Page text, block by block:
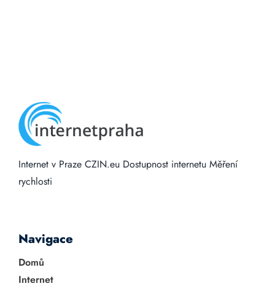
Internet v Praze CZIN.eu Dostupnost internetu Měření
rychlosti
Navigace
Domů
Internet